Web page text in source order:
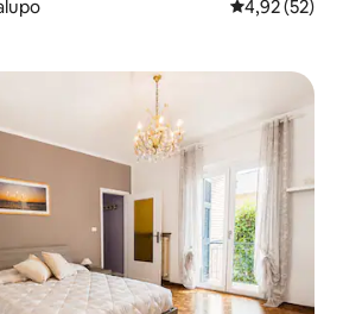
prosječna
4,92 (52)